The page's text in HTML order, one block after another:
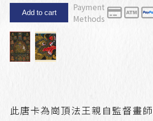
Add to cart
Payment
Methods
此唐卡為崗頂法王親自監督畫